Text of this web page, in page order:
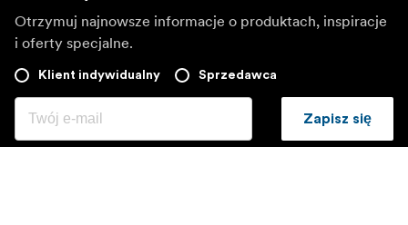
Otrzymuj najnowsze informacje o produktach, inspiracje
i oferty specjalne.
Klient indywidualny Sprzedawca
Zapisz się